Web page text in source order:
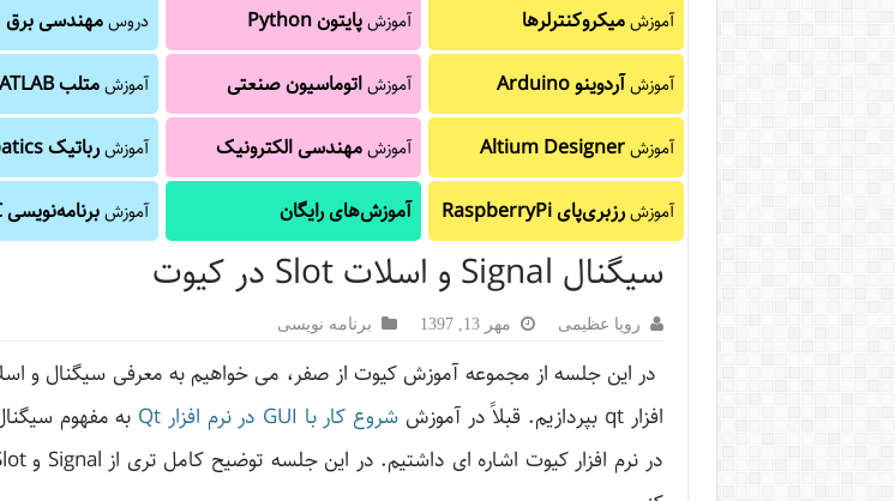
آموزشمیکروکنترلرها
آموزشآردوینو Arduino
آموزشAltium Designer
آموزشرزبری‌پای RaspberryPi
آموزشپایتون Python
آموزشاتوماسیون صنعتی
آموزشمهندسی الکترونیک
آموزش‌های رایگان
دروسمهندسی برق
آموزشمتلب MATLAB
آموزشرباتیک Robatics
آموزشبرنامه‌نویسی PLC
سیگنال Signal و اسلات Slot در کیوت
رویا عظیمی مهر 13, 1397 برنامه نویسی
در این جلسه از مجموعه آموزش کیوت از صفر، می خواهیم به معرفی سیگنال و
افزار qt بپردازیم. قبلاً در آموزش
شروع کار با GUI در نرم افزار Qt
به مفهوم